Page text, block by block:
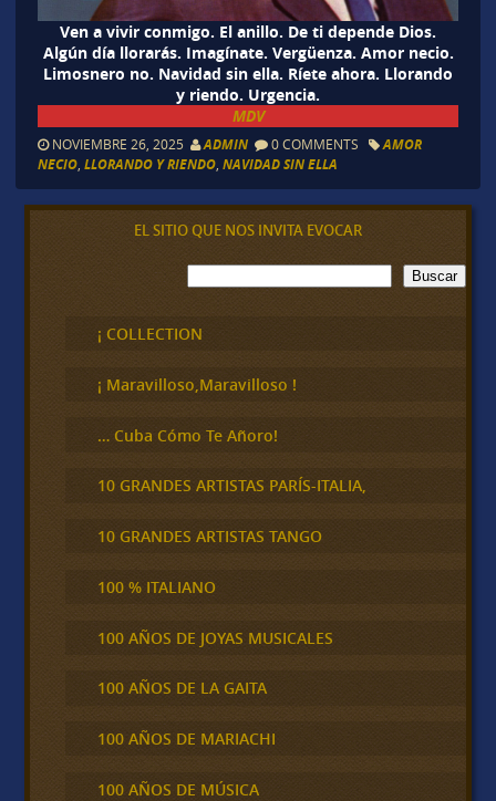
Ven a vivir conmigo. El anillo. De ti depende Dios.
Algún día llorarás. Imagínate. Vergüenza. Amor necio.
Limosnero no. Navidad sin ella. Ríete ahora. Llorando
y riendo. Urgencia.
MDV
NOVIEMBRE 26, 2025 ADMIN 0 COMMENTS
AMOR
NECIO, LLORANDO Y RIENDO, NAVIDAD SIN ELLA
EL SITIO QUE NOS INVITA EVOCAR
B
u
c
a
Buscar
¡ COLLECTION
¡ Maravilloso,Maravilloso !
… Cuba Cómo Te Añoro!
10 GRANDES ARTISTAS PARÍS-ITALIA,
10 GRANDES ARTISTAS TANGO
100 % ITALIANO
100 AÑOS DE JOYAS MUSICALES
100 AÑOS DE LA GAITA
100 AÑOS DE MARIACHI
100 AÑOS DE MÚSICA